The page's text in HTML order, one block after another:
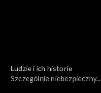
Ludzie i ich historie
Szczególnie niebezpieczny...